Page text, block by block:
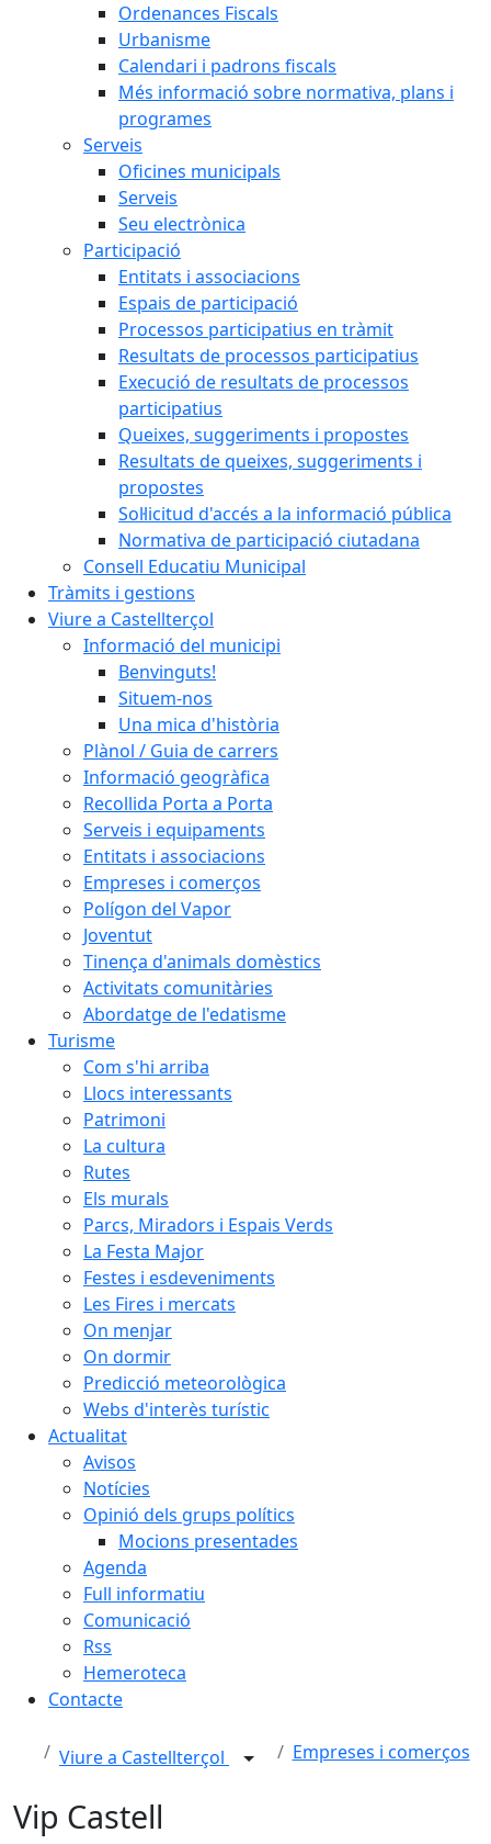
Ordenances Fiscals
Urbanisme
Calendari i padrons fiscals
Més informació sobre normativa, plans i
programes
Serveis
Oficines municipals
Serveis
Seu electrònica
Participació
Entitats i associacions
Espais de participació
Processos participatius en tràmit
Resultats de processos participatius
Execució de resultats de processos
participatius
Queixes, suggeriments i propostes
Resultats de queixes, suggeriments i
propostes
Sol·licitud d'accés a la informació pública
Normativa de participació ciutadana
Consell Educatiu Municipal
Tràmits i gestions
Viure a Castellterçol
Informació del municipi
Benvinguts!
Situem-nos
Una mica d'història
Plànol / Guia de carrers
Informació geogràfica
Recollida Porta a Porta
Serveis i equipaments
Entitats i associacions
Empreses i comerços
Polígon del Vapor
Joventut
Tinença d'animals domèstics
Activitats comunitàries
Abordatge de l'edatisme
Turisme
Com s'hi arriba
Llocs interessants
Patrimoni
La cultura
Rutes
Els murals
Parcs, Miradors i Espais Verds
La Festa Major
Festes i esdeveniments
Les Fires i mercats
On menjar
On dormir
Predicció meteorològica
Webs d'interès turístic
Actualitat
Avisos
Notícies
Opinió dels grups polítics
Mocions presentades
Agenda
Full informatiu
Comunicació
Rss
Hemeroteca
Contacte
Viure a Castellterçol Empreses i comerços
Vip Castell